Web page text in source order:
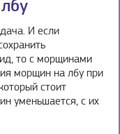
И если
то с морщинами
морщин на лбу при
стоит
уменьшается, с их